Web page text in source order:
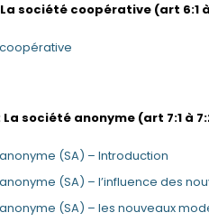
La société coopérative (art 6:1 à
La société anonyme (art 7:1 à
(SA) – Introduction
(SA) – l’influence des
(SA) – les nouveaux